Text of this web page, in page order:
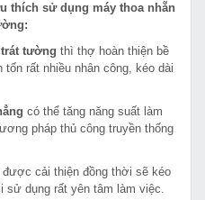
thích sử dụng máy thoa nhẵn
trát tường thì thợ hoàn thiện bề
rất nhiều nhân công, kéo dài
có thể tăng năng suất làm
pháp thủ công truyền thống
cải thiện đồng thời sẽ kéo
sử dụng rất yên tâm làm việc.